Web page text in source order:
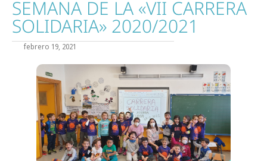
SEMANA DE LA «VII CARRERA
SOLIDARIA» 2020/2021
febrero 19, 2021